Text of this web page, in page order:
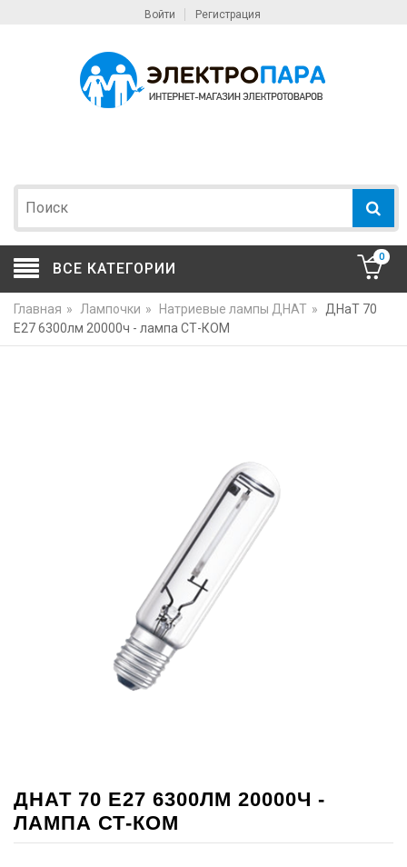
Войти Регистрация
ВСЕ КАТЕГОРИИ
0
Главная » Лампочки » Натриевые лампы ДНАТ » ДНаТ 70
Е27 6300лм 20000ч - лампа СТ-КОМ
ДНАТ 70 Е27 6300ЛМ 20000Ч -
ЛАМПА СТ-КОМ